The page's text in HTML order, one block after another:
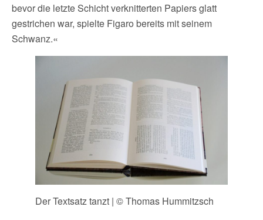
bevor die letzte Schicht verknitterten Papiers glatt
gestrichen war, spielte Figaro bereits mit seinem
Schwanz.«
Der Textsatz tanzt | © Thomas Hummitzsch